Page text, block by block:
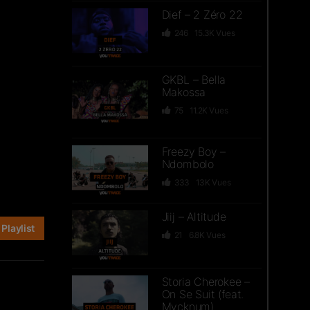
Playlist
Dief – 2 Zéro 22
246 15.3K Vues
GKBL – Bella
Makossa
75 11.2K Vues
Freezy Boy –
Ndombolo
333 13K Vues
Jiij – Altitude
21 6.8K Vues
Storia Cherokee –
On Se Suit (feat.
Mycknum)